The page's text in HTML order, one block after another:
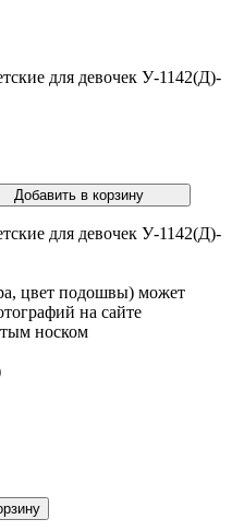
для девочек У-1142(Д)-
для девочек У-1142(Д)-
цвет подошвы) может
на сайте
носком